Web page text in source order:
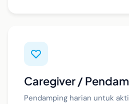
Caregiver /
Pendamping harian untuk